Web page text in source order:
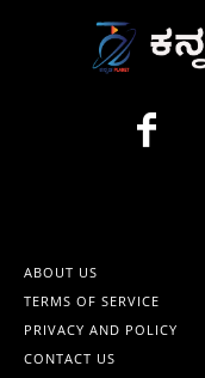
ABOUT US
TERMS OF SERVICE
PRIVACY AND POLICY
CONTACT US